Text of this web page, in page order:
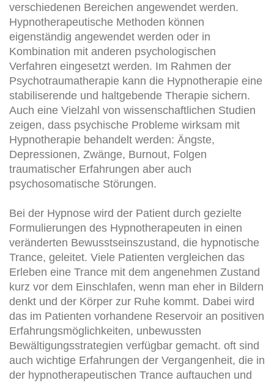
verschiedenen Bereichen angewendet werden.
Hypnotherapeutische Methoden können
eigenständig angewendet werden oder in
Kombination mit anderen psychologischen
Verfahren eingesetzt werden. Im Rahmen der
Psychotraumatherapie kann die Hypnotherapie eine
stabiliserende und haltgebende Therapie sichern.
Auch eine Vielzahl von wissenschaftlichen Studien
zeigen, dass psychische Probleme wirksam mit
Hypnotherapie behandelt werden: Ängste,
Depressionen, Zwänge, Burnout, Folgen
traumatischer Erfahrungen aber auch
psychosomatische Störungen.
Bei der Hypnose wird der Patient durch gezielte
Formulierungen des Hypnotherapeuten in einen
veränderten Bewusstseinszustand, die hypnotische
Trance, geleitet. Viele Patienten vergleichen das
Erleben eine Trance mit dem angenehmen Zustand
kurz vor dem Einschlafen, wenn man eher in Bildern
denkt und der Körper zur Ruhe kommt. Dabei wird
das im Patienten vorhandene Reservoir an positiven
Erfahrungsmöglichkeiten, unbewussten
Bewältigungsstrategien verfügbar gemacht. oft sind
auch wichtige Erfahrungen der Vergangenheit, die in
der hypnotherapeutischen Trance auftauchen und